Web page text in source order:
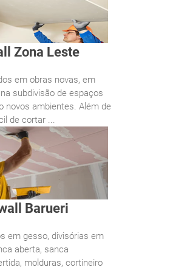
Zona Leste
em obras novas, em
subdivisão de espaços
novos ambientes. Além de
de cortar ...
Barueri
em gesso, divisórias em
aberta, sanca
molduras, cortineiro